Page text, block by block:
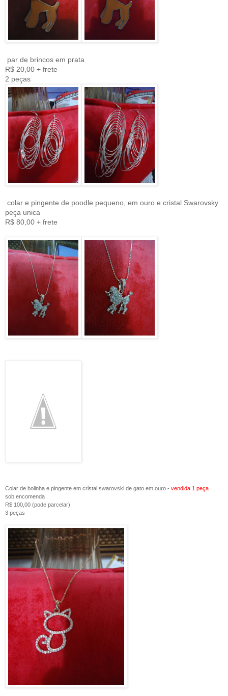
par de brincos em prata
R$ 20,00 + frete
2 peças
colar e pingente de poodle pequeno, em ouro e cristal Swarovsky
peça unica
R$ 80,00 + frete
Colar de bolinha e pingente em cristal swarovski de gato em ouro - vendida 1 peça
sob encomenda
R$ 100,00 (pode parcelar)
3 peças